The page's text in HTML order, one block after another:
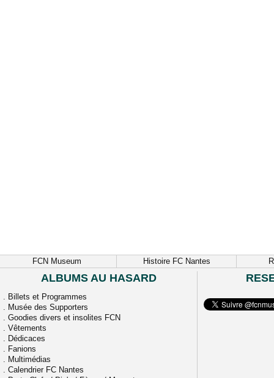
FCN Museum Histoire FC Nantes
ALBUMS AU HASARD
. Billets et Programmes
. Musée des Supporters
. Goodies divers et insolites FCN
. Vêtements
. Dédicaces
. Fanions
. Multimédias
. Calendrier FC Nantes